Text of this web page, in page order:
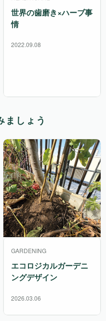
世界の歯磨き×ハーブ事
情
2022.09.08
ましょう
GARDENING
エコロジカルガーデニ
ングデザイン
2026.03.06